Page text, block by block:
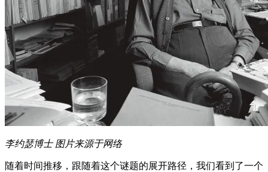
李约瑟博士 图片来源于网络
随着时间推移，跟随着这个谜题的展开路径，我们看到了一个